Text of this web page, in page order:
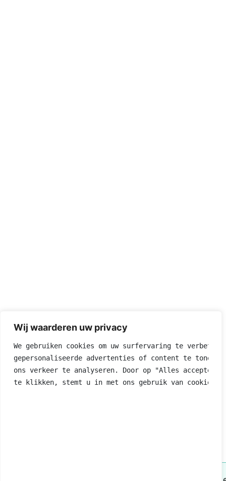
Wij waarderen uw privacy
We gebruiken cookies om uw surfervaring te
gepersonaliseerde advertenties of content te tonen
ons verkeer te analyseren. Door op "Alles
te klikken, stemt u in met ons gebruik van cookies.